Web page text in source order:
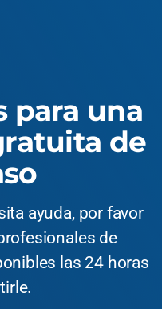
para una
de
ayuda, por favor
de
las 24 horas